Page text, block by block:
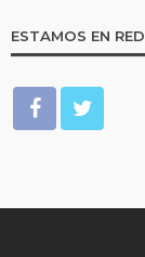
ESTAMOS EN